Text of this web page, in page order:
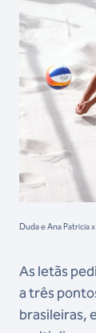
Duda e Ana Patricia
As letãs
a três
brasileiras,